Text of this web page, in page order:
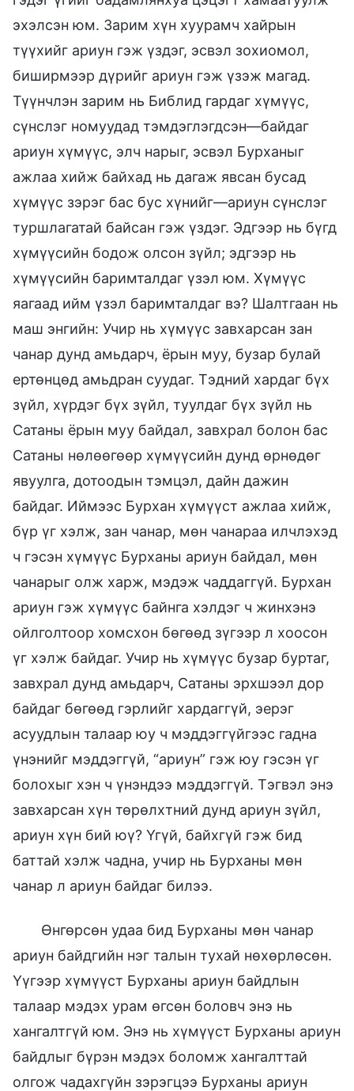
эхэлсэн юм. Зарим хүн хуурамч хайрын
түүхийг ариун гэж үздэг, эсвэл зохиомол,
биширмээр дүрийг ариун гэж үзэж магад.
Түүнчлэн зарим нь Библид гардаг хүмүүс,
сүнслэг номуудад тэмдэглэгдсэн—байдаг
ариун хүмүүс, элч нарыг, эсвэл Бурханыг
ажлаа хийж байхад нь дагаж явсан бусад
хүмүүс зэрэг бас бус хүнийг—ариун сүнслэг
туршлагатай байсан гэж үздэг. Эдгээр нь бүгд
хүмүүсийн бодож олсон зүйл; эдгээр нь
хүмүүсийн баримталдаг үзэл юм. Хүмүүс
яагаад ийм үзэл баримталдаг вэ? Шалтгаан нь
маш энгийн: Учир нь хүмүүс завхарсан зан
чанар дунд амьдарч, ёрын муу, бузар булай
ертөнцөд амьдран суудаг. Тэдний хардаг бүх
зүйл, хүрдэг бүх зүйл, туулдаг бүх зүйл нь
Сатаны ёрын муу байдал, завхрал болон бас
Сатаны нөлөөгөөр хүмүүсийн дунд өрнөдөг
явуулга, дотоодын тэмцэл, дайн дажин
байдаг. Иймээс Бурхан хүмүүст ажлаа хийж,
бүр үг хэлж, зан чанар, мөн чанараа илчлэхэд
ч гэсэн хүмүүс Бурханы ариун байдал, мөн
чанарыг олж харж, мэдэж чаддаггүй. Бурхан
ариун гэж хүмүүс байнга хэлдэг ч жинхэнэ
ойлголтоор хомсхон бөгөөд зүгээр л хоосон
үг хэлж байдаг. Учир нь хүмүүс бузар буртаг,
завхрал дунд амьдарч, Сатаны эрхшээл дор
байдаг бөгөөд гэрлийг хардаггүй, эерэг
асуудлын талаар юу ч мэддэггүйгээс гадна
үнэнийг мэддэггүй, “ариун” гэж юу гэсэн үг
болохыг хэн ч үнэндээ мэддэггүй. Тэгвэл энэ
завхарсан хүн төрөлхтний дунд ариун зүйл,
ариун хүн бий юү? Үгүй, байхгүй гэж бид
баттай хэлж чадна, учир нь Бурханы мөн
чанар л ариун байдаг билээ.
Өнгөрсөн удаа бид Бурханы мөн чанар
ариун байдгийн нэг талын тухай нөхөрлөсөн.
Үүгээр хүмүүст Бурханы ариун байдлын
талаар мэдэх урам өгсөн боловч энэ нь
хангалтгүй юм. Энэ нь хүмүүст Бурханы ариун
байдлыг бүрэн мэдэх боломж хангалттай
олгож чадахгүйн зэрэгцээ Бурханы ариун